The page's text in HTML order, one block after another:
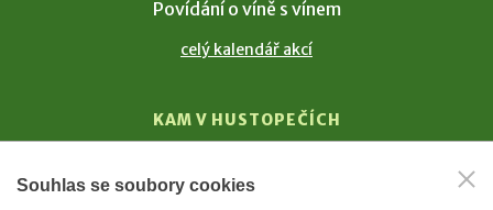
Povídání o víně s vínem
celý kalendář akcí
KAM V HUSTOPEČÍCH
T. G. Masaryk
Souhlas se soubory cookies